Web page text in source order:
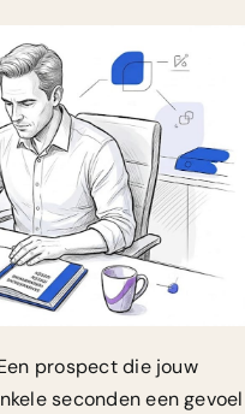
prospect die jouw
seconden een gevoel